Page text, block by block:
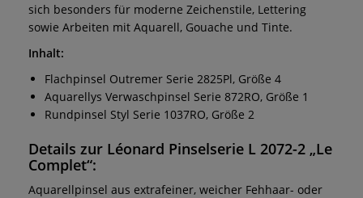
sich besonders für moderne Zeichenstile, Lettering
sowie Arbeiten mit Aquarell, Gouache und Tinte.
Inhalt:
Flachpinsel Outremer Serie 2825Pl, Größe 4
Aquarellys Verwaschpinsel Serie 872RO, Größe 1
Rundpinsel Styl Serie 1037RO, Größe 2
Details zur Léonard Pinselserie L 2072-2 „Le
Complet“:
Aquarellpinsel aus extrafeiner, weicher Fehhaar- oder